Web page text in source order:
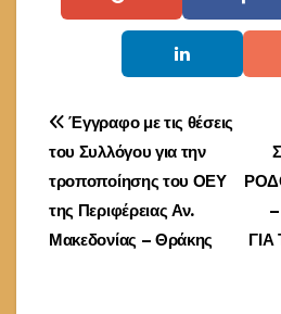
Πλοήγηση
άρθρων
Έγγραφο με τις θέσεις
του Συλλόγου για την
τροποποίησης του ΟΕΥ
της Περιφέρειας Αν.
Μακεδονίας – Θράκης